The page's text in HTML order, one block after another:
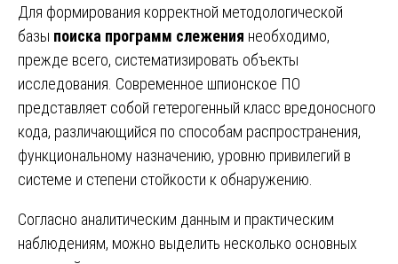
Для формирования корректной методологической
базы поиска программ слежения необходимо,
прежде всего, систематизировать объекты
исследования. Современное шпионское ПО
представляет собой гетерогенный класс вредоносного
кода, различающийся по способам распространения,
функциональному назначению, уровню привилегий в
системе и степени стойкости к обнаружению.
Согласно аналитическим данным и практическим
наблюдениям, можно выделить несколько основных